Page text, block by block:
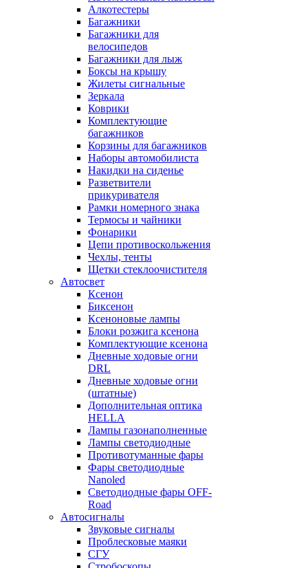
Алкотестеры
Багажники
Багажники для
велосипедов
Багажники для лыж
Боксы на крышу
Жилеты сигнальные
Зеркала
Коврики
Комплектующие
багажников
Корзины для багажников
Наборы автомобилиста
Накидки на сиденье
Разветвители
прикуривателя
Рамки номерного знака
Термосы и чайники
Фонарики
Цепи противоскольжения
Чехлы, тенты
Щетки стеклоочистителя
Автосвет
Ксенон
Биксенон
Ксеноновые лампы
Блоки розжига ксенона
Комплектующие ксенона
Дневные ходовые огни
DRL
Дневные ходовые огни
(штатные)
Дополнительная оптика
HELLA
Лампы газонаполненные
Лампы светодиодные
Противотуманные фары
Фары светодиодные
Nanoled
Светодиодные фары OFF-
Road
Автосигналы
Звуковые сигналы
Проблесковые маяки
СГУ